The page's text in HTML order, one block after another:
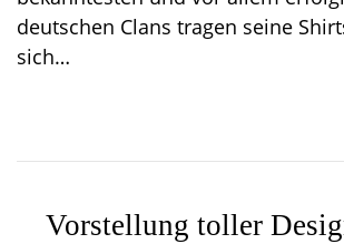
deutschen Clans tragen seine
sich…
Vorstellung toller